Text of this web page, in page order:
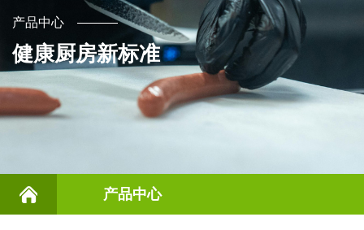
产品中心
健康厨房新标准
产品中心